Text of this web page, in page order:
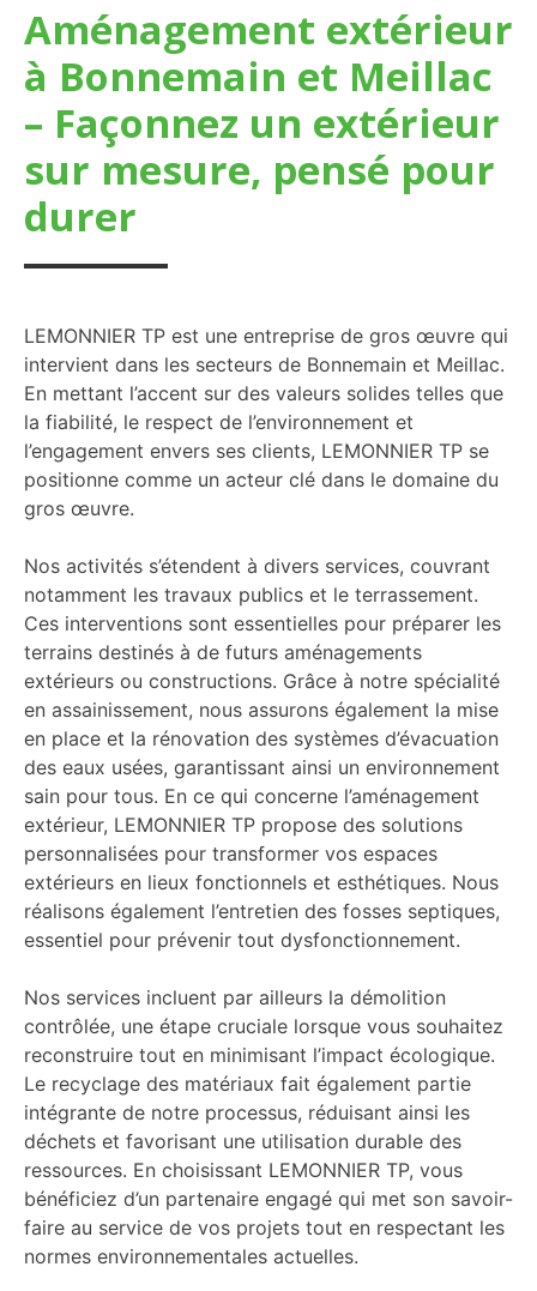
Aménagement extérieur
à Bonnemain et Meillac
– Façonnez un extérieur
sur mesure, pensé pour
durer
LEMONNIER TP est une entreprise de gros œuvre qui
intervient dans les secteurs de Bonnemain et Meillac.
En mettant l’accent sur des valeurs solides telles que
la fiabilité, le respect de l’environnement et
l’engagement envers ses clients, LEMONNIER TP se
positionne comme un acteur clé dans le domaine du
gros œuvre.
Nos activités s’étendent à divers services, couvrant
notamment les travaux publics et le terrassement.
Ces interventions sont essentielles pour préparer les
terrains destinés à de futurs aménagements
extérieurs ou constructions. Grâce à notre spécialité
en assainissement, nous assurons également la mise
en place et la rénovation des systèmes d’évacuation
des eaux usées, garantissant ainsi un environnement
sain pour tous. En ce qui concerne l’aménagement
extérieur, LEMONNIER TP propose des solutions
personnalisées pour transformer vos espaces
extérieurs en lieux fonctionnels et esthétiques. Nous
réalisons également l’entretien des fosses septiques,
essentiel pour prévenir tout dysfonctionnement.
Nos services incluent par ailleurs la démolition
contrôlée, une étape cruciale lorsque vous souhaitez
reconstruire tout en minimisant l’impact écologique.
Le recyclage des matériaux fait également partie
intégrante de notre processus, réduisant ainsi les
déchets et favorisant une utilisation durable des
ressources. En choisissant LEMONNIER TP, vous
bénéficiez d’un partenaire engagé qui met son savoir-
faire au service de vos projets tout en respectant les
normes environnementales actuelles.